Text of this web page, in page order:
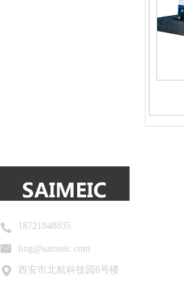
18721848835
ling@saimeic.com
西安市北航科技园6号楼